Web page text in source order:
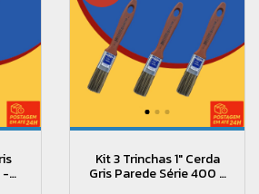
-
Kit 3 Trinchas 1" Cerda
Gris Parede Série 400 -